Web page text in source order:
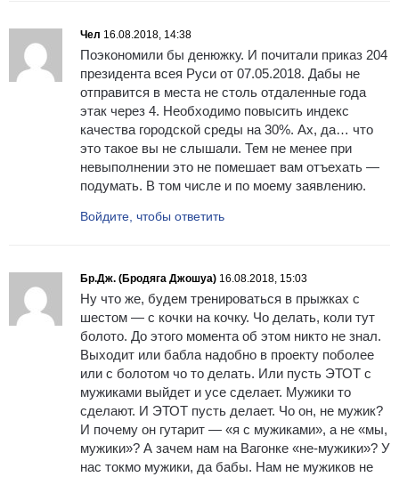
Чел 16.08.2018, 14:38
Поэкономили бы денюжку. И почитали приказ 204
президента всея Руси от 07.05.2018. Дабы не
отправится в места не столь отдаленные года
этак через 4. Необходимо повысить индекс
качества городской среды на 30%. Ах, да… что
это такое вы не слышали. Тем не менее при
невыполнении это не помешает вам отъехать —
подумать. В том числе и по моему заявлению.
Войдите, чтобы ответить
Бр.Дж. (Бродяга Джошуа) 16.08.2018, 15:03
Ну что же, будем тренироваться в прыжках с
шестом — с кочки на кочку. Чо делать, коли тут
болото. До этого момента об этом никто не знал.
Выходит или бабла надобно в проекту поболее
или с болотом чо то делать. Или пусть ЭТОТ с
мужиками выйдет и усе сделает. Мужики то
сделают. И ЭТОТ пусть делает. Чо он, не мужик?
И почему он гутарит — «я с мужиками», а не «мы,
мужики»? А зачем нам на Вагонке «не-мужики»? У
нас токмо мужики, да бабы. Нам не мужиков не